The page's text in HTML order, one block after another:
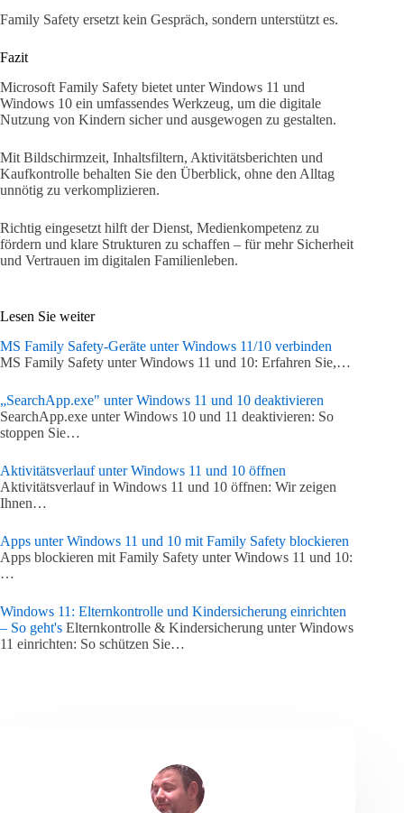
Family Safety ersetzt kein Gespräch, sondern unterstützt es.
Fazit
Microsoft Family Safety bietet unter Windows 11 und
Windows 10 ein umfassendes Werkzeug, um die digitale
Nutzung von Kindern sicher und ausgewogen zu gestalten.
Mit Bildschirmzeit, Inhaltsfiltern, Aktivitätsberichten und
Kaufkontrolle behalten Sie den Überblick, ohne den Alltag
unnötig zu verkomplizieren.
Richtig eingesetzt hilft der Dienst, Medienkompetenz zu
fördern und klare Strukturen zu schaffen – für mehr Sicherheit
und Vertrauen im digitalen Familienleben.
Lesen Sie weiter
MS Family Safety-Geräte unter Windows 11/10 verbinden
MS Family Safety unter Windows 11 und 10: Erfahren Sie,…
„SearchApp.exe" unter Windows 11 und 10 deaktivieren
SearchApp.exe unter Windows 10 und 11 deaktivieren: So
stoppen Sie…
Aktivitätsverlauf unter Windows 11 und 10 öffnen
Aktivitätsverlauf in Windows 11 und 10 öffnen: Wir zeigen
Ihnen…
Apps unter Windows 11 und 10 mit Family Safety blockieren
Apps blockieren mit Family Safety unter Windows 11 und 10:
…
Windows 11: Elternkontrolle und Kindersicherung einrichten
– So geht's Elternkontrolle & Kindersicherung unter Windows
11 einrichten: So schützen Sie…